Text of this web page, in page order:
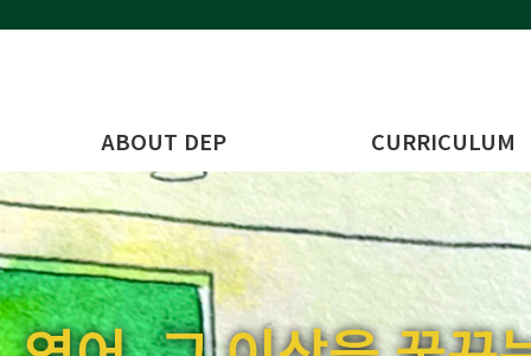
ABOUT DEP CURRICULUM
원장 인사말
DEP 교육철학
선생님 소개
위치 안내
Curriculum 소개
5세 Class 소개
6세 Class 소개
7세 Class 소개